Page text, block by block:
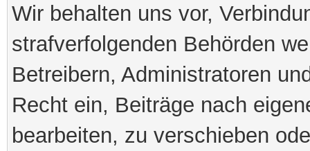
Wir behalten uns vor,
strafverfolgenden Behörden
Betreibern, Administratoren
Recht ein, Beiträge nach
bearbeiten, zu verschieben